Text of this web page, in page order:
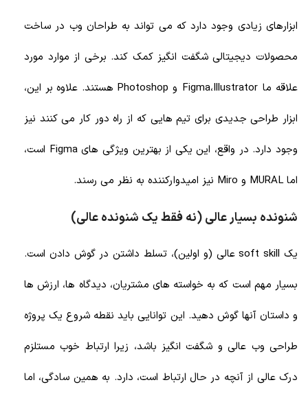
ابزارهای زیادی وجود دارد که می تواند به طراحان وب در ساخت
محصولات دیجیتالی شگفت انگیز کمک کند. برخی از موارد مورد
علاقه ما Figma،Illustrator و Photoshop هستند. علاوه بر این،
ابزار طراحی جدیدی برای تیم هایی که از راه دور کار می کنند نیز
وجود دارد. در واقع، این یکی از بهترین ویژگی های Figma است،
اما MURAL و Miro نیز امیدوارکننده به نظر می رسند.
شنونده بسیار عالی (نه فقط یک شنونده عالی)
یک soft skill
عالی (و اولین)، تسلط داشتن در گوش دادن است.
بسیار مهم است که به خواسته های مشتریان، دیدگاه ها، ارزش ها
و داستان آنها گوش دهید. این توانایی باید نقطه شروع یک پروژه
طراحی وب عالی و شگفت انگیز باشد، زیرا ارتباط خوب مستلزم
درک عالی از آنچه در حال ارتباط است، دارد. به همین سادگی، اما